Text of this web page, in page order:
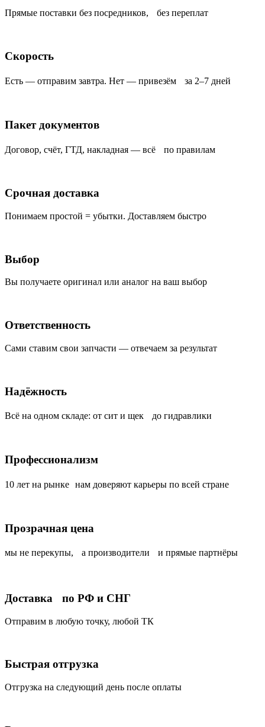
Прямые поставки без посредников, без переплат
Скорость
Есть — отправим завтра. Нет — привезём за 2–7 дней
Пакет документов
Договор, счёт, ГТД, накладная — всё по правилам
Срочная доставка
Понимаем простой = убытки. Доставляем быстро
Выбор
Вы получаете оригинал или аналог на ваш выбор
Ответственность
Сами ставим свои запчасти — отвечаем за результат
Надёжность
Всё на одном складе: от сит и щек до гидравлики
Профессионализм
10 лет на рынке нам доверяют карьеры по всей стране
Прозрачная цена
мы не перекупы, а производители и прямые партнёры
Доставка по РФ и СНГ
Отправим в любую точку, любой ТК
Быстрая отгрузка
Отгрузка на следующий день после оплаты